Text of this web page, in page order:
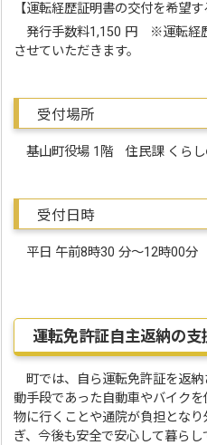
【運転経歴証明書の交付を希望す
発行手数料1,150 円 ※運転経
させていただきます。
受付場所
基山町役場 1階 住民課 くらし
受付日時
平日 午前8時30 分～12時00分
運転免許証自主返納の支
町では、自ら運転免許証を返
動手段であった自動車やバイク
物に行くことや通院が負担とな
ぎ、今後も安全で安心して暮ら